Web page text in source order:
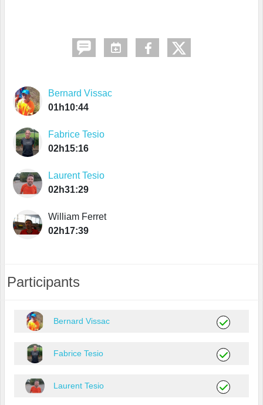
Bernard Vissac
01h10:44
Fabrice Tesio
02h15:16
Laurent Tesio
02h31:29
William Ferret
02h17:39
Participants
Bernard Vissac
Fabrice Tesio
Laurent Tesio